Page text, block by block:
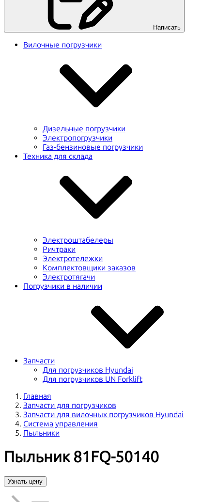
Написать
Вилочные погрузчики
Дизельные погрузчики
Электропогрузчики
Газ-бензиновые погрузчики
Техника для склада
Электроштабелеры
Ричтраки
Электротележки
Комплектовщики заказов
Электротягачи
Погрузчики в наличии
Запчасти
Для погрузчиков Hyundai
Для погрузчиков UN Forklift
Главная
Запчасти для погрузчиков
Запчасти для вилочных погрузчиков Hyundai
Система управления
Пыльники
Пыльник 81FQ-50140
Узнать цену